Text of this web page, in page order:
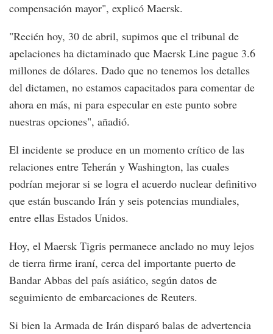
compensación mayor", explicó Maersk.
"Recién hoy, 30 de abril, supimos que el tribunal de
apelaciones ha dictaminado que Maersk Line pague 3.6
millones de dólares. Dado que no tenemos los detalles
del dictamen, no estamos capacitados para comentar de
ahora en más, ni para especular en este punto sobre
nuestras opciones", añadió.
El incidente se produce en un momento crítico de las
relaciones entre Teherán y Washington, las cuales
podrían mejorar si se logra el acuerdo nuclear definitivo
que están buscando Irán y seis potencias mundiales,
entre ellas Estados Unidos.
Hoy, el Maersk Tigris permanece anclado no muy lejos
de tierra firme iraní, cerca del importante puerto de
Bandar Abbas del país asiático, según datos de
seguimiento de embarcaciones de Reuters.
Si bien la Armada de Irán disparó balas de advertencia